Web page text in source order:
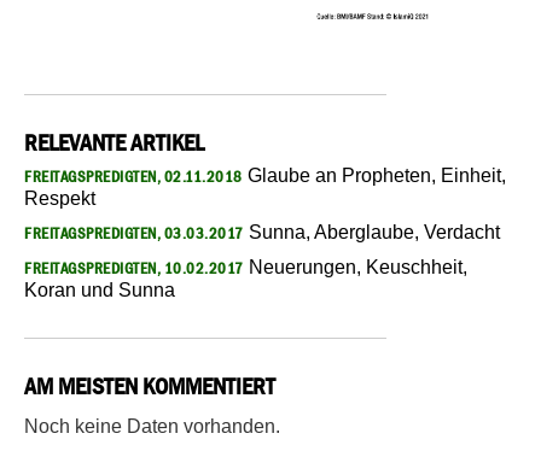
RELEVANTE ARTIKEL
FREITAGSPREDIGTEN, 02.11.2018 Glaube an Propheten, Einheit,
Respekt
FREITAGSPREDIGTEN, 03.03.2017 Sunna, Aberglaube, Verdacht
FREITAGSPREDIGTEN, 10.02.2017 Neuerungen, Keuschheit,
Koran und Sunna
AM MEISTEN KOMMENTIERT
Noch keine Daten vorhanden.